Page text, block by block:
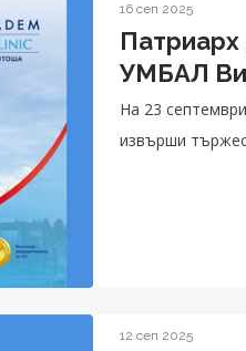
16 сеп 2025
Патриарх
УМБАЛ
На 23
извърши
12 сеп 2025